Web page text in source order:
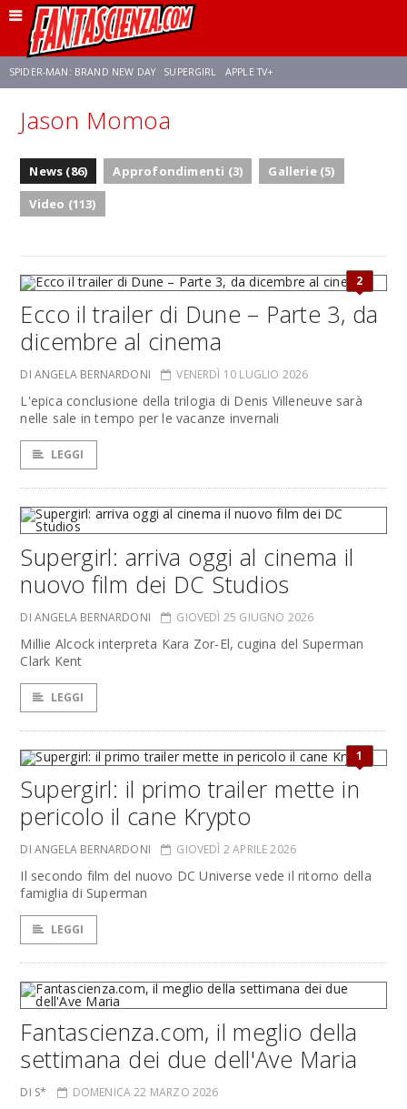
SPIDER-MAN: BRAND NEW DAY SUPERGIRL APPLE TV+
FRANCO RICCIARDIELLO ZENDAYA
NETFLIX SADIE SINK
Jason Momoa
News (86) Approfondimenti (3)
Gallerie (5)
Video (113)
2
Ecco il trailer di Dune – Parte 3, da
dicembre al cinema
DI ANGELA BERNARDONI VENERDÌ 10 LUGLIO 2026
L'epica conclusione della trilogia di Denis Villeneuve sarà
nelle sale in tempo per le vacanze invernali
LEGGI
Supergirl: arriva oggi al cinema il
nuovo film dei DC Studios
DI ANGELA BERNARDONI GIOVEDÌ 25 GIUGNO 2026
Millie Alcock interpreta Kara Zor-El, cugina del Superman
Clark Kent
LEGGI
1
Supergirl: il primo trailer mette in
pericolo il cane Krypto
DI ANGELA BERNARDONI GIOVEDÌ 2 APRILE 2026
Il secondo film del nuovo DC Universe vede il ritorno della
famiglia di Superman
LEGGI
Fantascienza.com, il meglio della
settimana dei due dell'Ave Maria
DI S* DOMENICA 22 MARZO 2026